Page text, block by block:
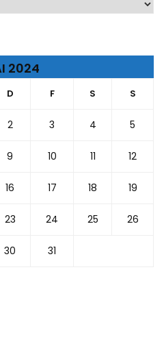
2024
D F S S
2 3 4 5
9 10 11 12
16 17 18 19
23 24 25 26
30 31